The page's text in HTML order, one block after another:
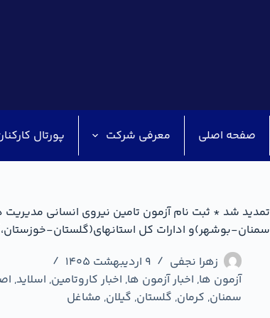
صفحه اصلی معرفی شرکت پورتال
تمدید شد * ثبت نام آزمون تامین نیروی انسانی
سمنان-بوشهر)و ادارات کل استانهای(گلستان-
زهرا نجفی
9 اردیبهشت 1405
آزمون ها, اخبار آزمون ها, اخبار کاروتامین, اسلاید,
سمنان, کرمان, گلستان, گیلان, مشاغل